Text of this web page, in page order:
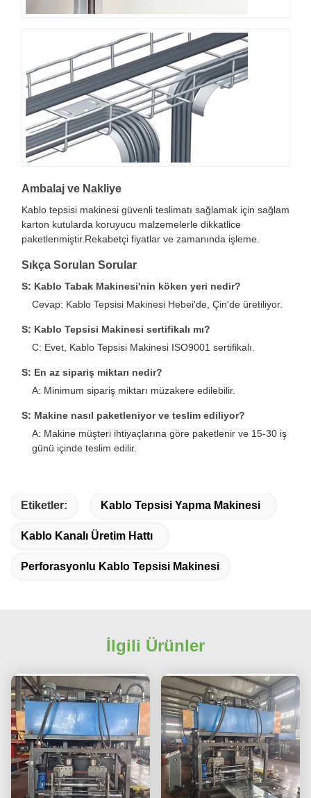
Ambalaj ve Nakliye
Kablo tepsisi makinesi güvenli teslimatı sağlamak için sağlam
karton kutularda koruyucu malzemelerle dikkatlice
paketlenmiştir.Rekabetçi fiyatlar ve zamanında işleme.
Sıkça Sorulan Sorular
S: Kablo Tabak Makinesi'nin köken yeri nedir?
Cevap: Kablo Tepsisi Makinesi Hebei'de, Çin'de üretiliyor.
S: Kablo Tepsisi Makinesi sertifikalı mı?
C: Evet, Kablo Tepsisi Makinesi ISO9001 sertifikalı.
S: En az sipariş miktarı nedir?
A: Minimum sipariş miktarı müzakere edilebilir.
S: Makine nasıl paketleniyor ve teslim ediliyor?
A: Makine müşteri ihtiyaçlarına göre paketlenir ve 15-30 iş
günü içinde teslim edilir.
Etiketler: Kablo Tepsisi Yapma Makinesi
Kablo Kanalı Üretim Hattı
Perforasyonlu Kablo Tepsisi Makinesi
İlgili Ürünler